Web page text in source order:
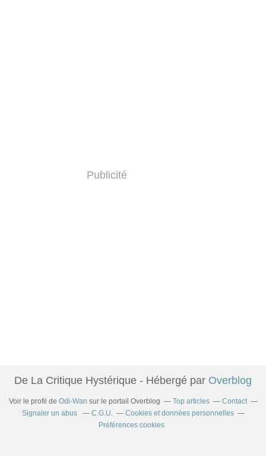
Publicité
De La Critique Hystérique - Hébergé par Overblog
Voir le profil de Odi-Wan sur le portail Overblog Top articles
Contact
Signaler un abus
C.G.U.
Cookies et données personnelles
Préférences cookies